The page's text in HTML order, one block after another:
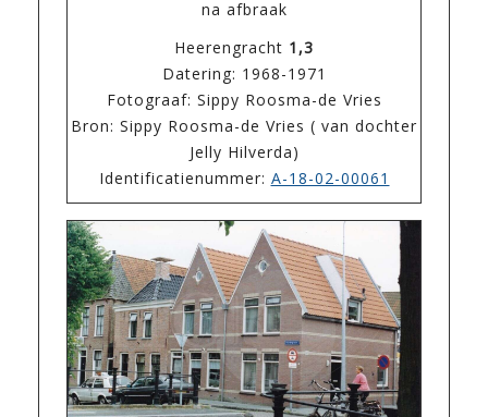
na afbraak
Heerengracht 1,3
Datering: 1968-1971
Fotograaf: Sippy Roosma-de Vries
Bron: Sippy Roosma-de Vries ( van dochter
Jelly Hilverda)
Identificatienummer: A-18-02-00061